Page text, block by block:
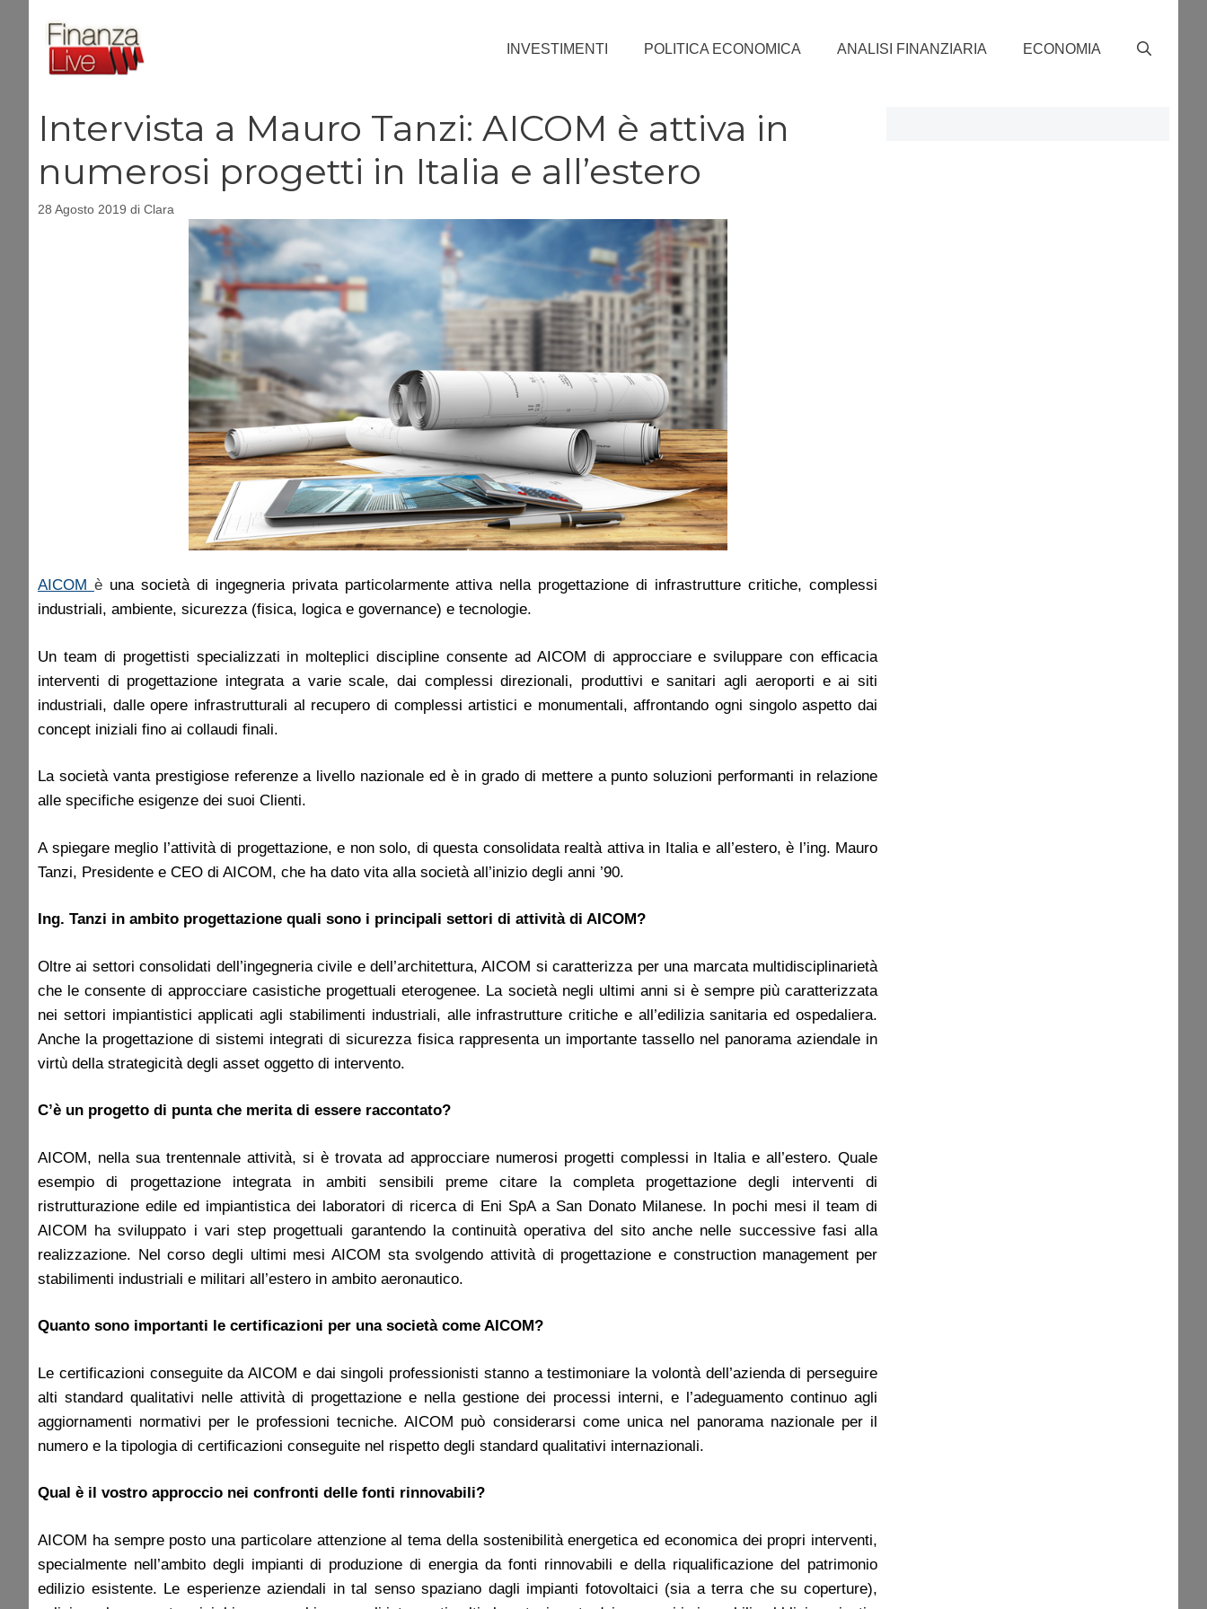
contenuto
INVESTIMENTI POLITICA ECONOMICA ANALISI FINANZIARIA ECONOMIA
Intervista a Mauro Tanzi: AICOM è attiva in
numerosi progetti in Italia e all’estero
28 Agosto 2019 di Clara
AICOM è una società di ingegneria privata particolarmente attiva nella progettazione di infrastrutture critiche, complessi
industriali, ambiente, sicurezza (fisica, logica e governance) e tecnologie.
Un team di progettisti specializzati in molteplici discipline consente ad AICOM di approcciare e sviluppare con efficacia
interventi di progettazione integrata a varie scale, dai complessi direzionali, produttivi e sanitari agli aeroporti e ai siti
industriali, dalle opere infrastrutturali al recupero di complessi artistici e monumentali, affrontando ogni singolo aspetto dai
concept iniziali fino ai collaudi finali.
La società vanta prestigiose referenze a livello nazionale ed è in grado di mettere a punto soluzioni performanti in relazione
alle specifiche esigenze dei suoi Clienti.
A spiegare meglio l’attività di progettazione, e non solo, di questa consolidata realtà attiva in Italia e all’estero, è l’ing. Mauro
Tanzi, Presidente e CEO di AICOM, che ha dato vita alla società all’inizio degli anni ’90.
Ing. Tanzi in ambito progettazione quali sono i principali settori di attività di AICOM?
Oltre ai settori consolidati dell’ingegneria civile e dell’architettura, AICOM si caratterizza per una marcata multidisciplinarietà
che le consente di approcciare casistiche progettuali eterogenee. La società negli ultimi anni si è sempre più caratterizzata
nei settori impiantistici applicati agli stabilimenti industriali, alle infrastrutture critiche e all’edilizia sanitaria ed ospedaliera.
Anche la progettazione di sistemi integrati di sicurezza fisica rappresenta un importante tassello nel panorama aziendale in
virtù della strategicità degli asset oggetto di intervento.
C’è un progetto di punta che merita di essere raccontato?
AICOM, nella sua trentennale attività, si è trovata ad approcciare numerosi progetti complessi in Italia e all’estero. Quale
esempio di progettazione integrata in ambiti sensibili preme citare la completa progettazione degli interventi di
ristrutturazione edile ed impiantistica dei laboratori di ricerca di Eni SpA a San Donato Milanese. In pochi mesi il team di
AICOM ha sviluppato i vari step progettuali garantendo la continuità operativa del sito anche nelle successive fasi alla
realizzazione. Nel corso degli ultimi mesi AICOM sta svolgendo attività di progettazione e construction management per
stabilimenti industriali e militari all’estero in ambito aeronautico.
Quanto sono importanti le certificazioni per una società come AICOM?
Le certificazioni conseguite da AICOM e dai singoli professionisti stanno a testimoniare la volontà dell’azienda di perseguire
alti standard qualitativi nelle attività di progettazione e nella gestione dei processi interni, e l’adeguamento continuo agli
aggiornamenti normativi per le professioni tecniche. AICOM può considerarsi come unica nel panorama nazionale per il
numero e la tipologia di certificazioni conseguite nel rispetto degli standard qualitativi internazionali.
Qual è il vostro approccio nei confronti delle fonti rinnovabili?
AICOM ha sempre posto una particolare attenzione al tema della sostenibilità energetica ed economica dei propri interventi,
specialmente nell’ambito degli impianti di produzione di energia da fonti rinnovabili e della riqualificazione del patrimonio
edilizio esistente. Le esperienze aziendali in tal senso spaziano dagli impianti fotovoltaici (sia a terra che su coperture),